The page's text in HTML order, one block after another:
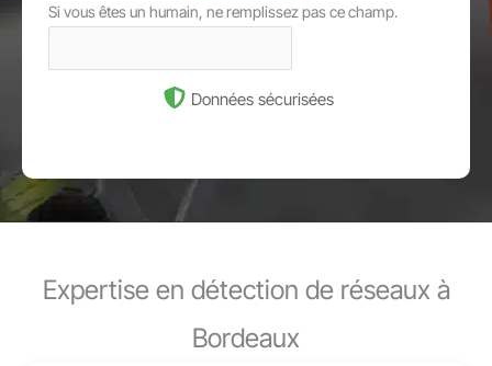
Si vous êtes un humain, ne remplissez pas ce champ.
Données sécurisées
Expertise en détection de réseaux à
Bordeaux